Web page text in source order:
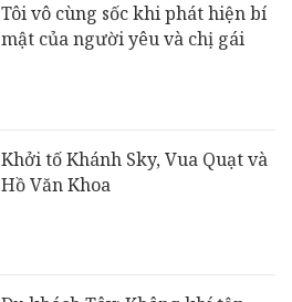
Tôi vô cùng sốc khi phát hiện bí
mật của người yêu và chị gái
Khởi tố Khánh Sky, Vua Quạt và
Hồ Văn Khoa